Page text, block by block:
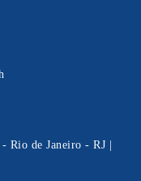
Rio de Janeiro - RJ |